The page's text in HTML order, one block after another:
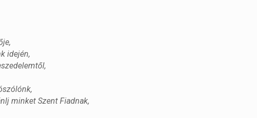
idején,
minket Szent Fiadnak,